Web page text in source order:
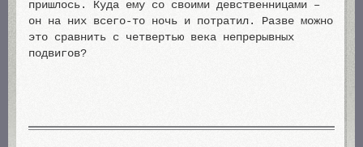
пришлось. Куда ему со своими девственницами –
он на них всего-то ночь и потратил. Разве можно
это сравнить с четвертью века непрерывных
подвигов?